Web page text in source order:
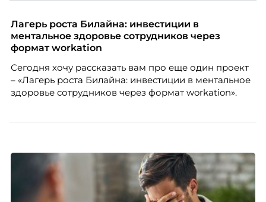
Лагерь роста Билайна: инвестиции в
ментальное здоровье сотрудников через
формат workation
Сегодня хочу рассказать вам про еще один проект
– «Лагерь роста Билайна: инвестиции в ментальное
здоровье сотрудников через формат workation».